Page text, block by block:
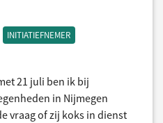
INITIATIEFNEMER
21 juli ben ik bij
in Nijmegen
vraag of zij koks in dienst